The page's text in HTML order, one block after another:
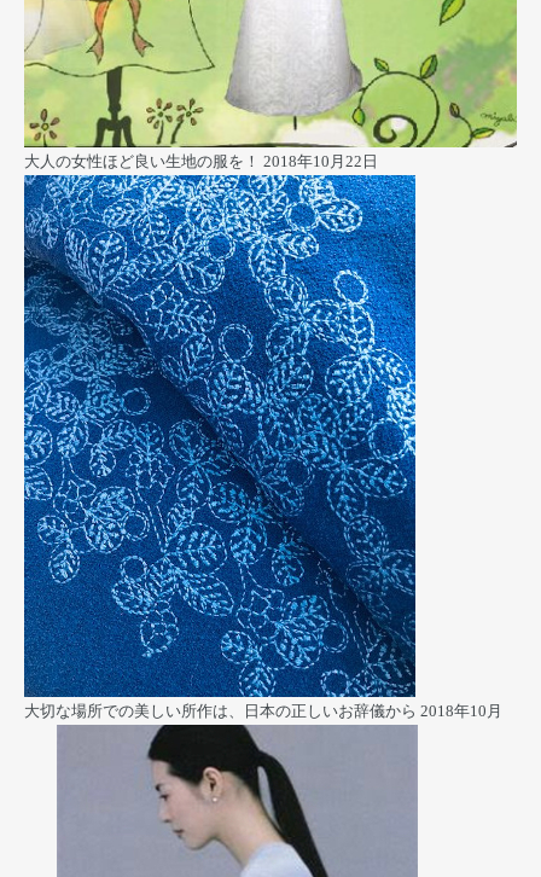
大人の女性ほど良い生地の服を！ 2018年10月22日
大切な場所での美しい所作は、日本の正しいお辞儀から 2018年10月